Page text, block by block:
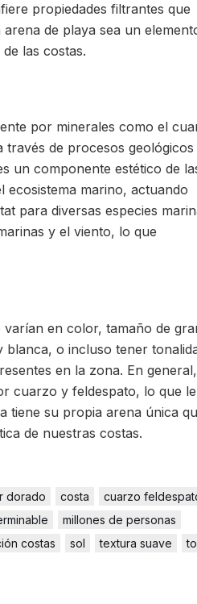
propiedades filtrantes que
de playa sea un
las costas.
por minerales como el
de procesos geológicos
un componente estético de
ecosistema marino, actuando
para diversas especies
y el viento, lo que
en color, tamaño de
o incluso tener
en la zona. En
cuarzo y feldespato, lo que le
tiene su propia arena única
de nuestras costas.
dorado costa
cuarzo
millones de personas
costas sol textura suave